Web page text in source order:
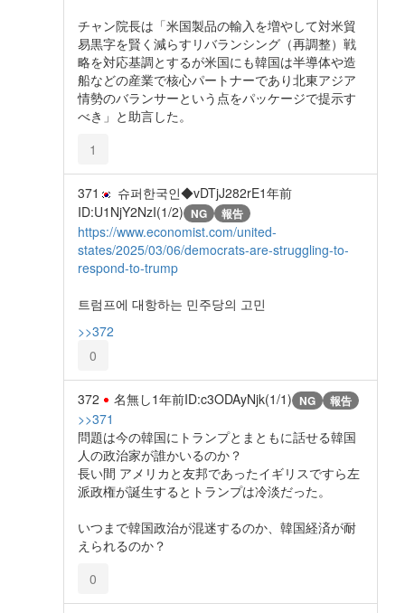
チャン院長は「米国製品の輸入を増やして対米貿
易黒字を賢く減らすリバランシング（再調整）戦
略を対応基調とするが米国にも韓国は半導体や造
船などの産業で核心パートナーであり北東アジア
情勢のバランサーという点をパッケージで提示す
べき」と助言した。
1
371 슈퍼한국인◆vDTjJ282rE1年前
ID:U1NjY2NzI(1/2) NG 報告
https://www.economist.com/united-
states/2025/03/06/democrats-are-struggling-to-
respond-to-trump
트럼프에 대항하는 민주당의 고민
>>372
0
372 名無し1年前ID:c3ODAyNjk(1/1) NG 報告
>>371
問題は今の韓国にトランプとまともに話せる韓国
人の政治家が誰かいるのか？
長い間 アメリカと友邦であったイギリスですら左
派政権が誕生するとトランプは冷淡だった。
いつまで韓国政治が混迷するのか、韓国経済が耐
えられるのか？
0